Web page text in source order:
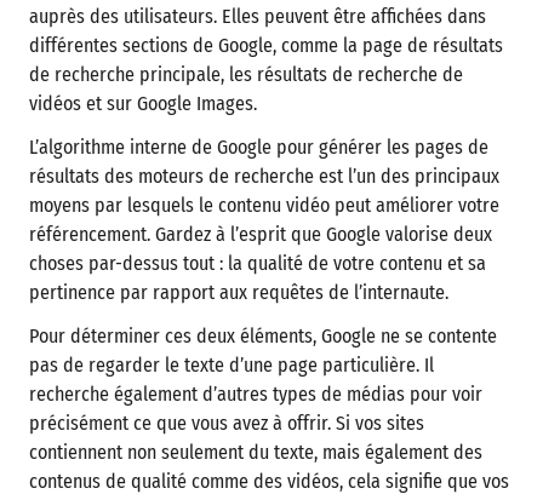
auprès des utilisateurs. Elles peuvent être affichées dans
différentes sections de Google, comme la page de résultats
de recherche principale, les résultats de recherche de
vidéos et sur Google Images.
L’algorithme interne de Google pour générer les pages de
résultats des moteurs de recherche est l’un des principaux
moyens par lesquels le contenu vidéo peut améliorer votre
référencement. Gardez à l’esprit que Google valorise deux
choses par-dessus tout : la qualité de votre contenu et sa
pertinence par rapport aux requêtes de l’internaute.
Pour déterminer ces deux éléments, Google ne se contente
pas de regarder le texte d’une page particulière. Il
recherche également d’autres types de médias pour voir
précisément ce que vous avez à offrir. Si vos sites
contiennent non seulement du texte, mais également des
contenus de qualité comme des vidéos, cela signifie que vos